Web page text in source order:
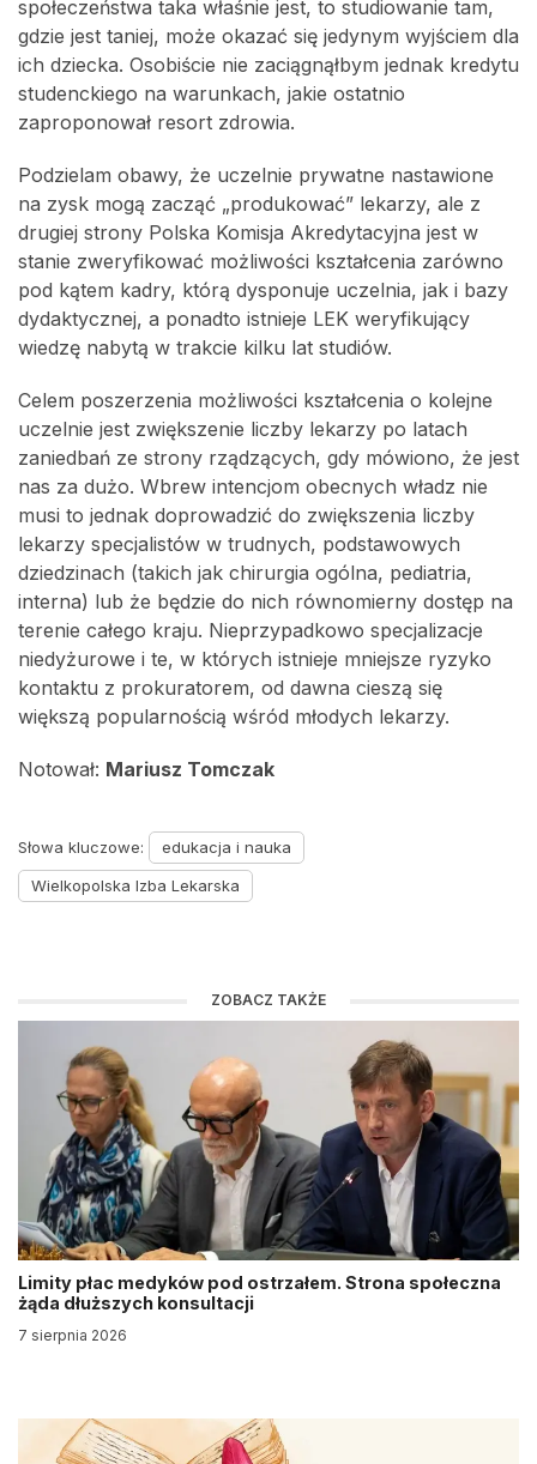
społeczeństwa taka właśnie jest, to studiowanie tam,
gdzie jest taniej, może okazać się jedynym wyjściem dla
ich dziecka. Osobiście nie zaciągnąłbym jednak kredytu
studenckiego na warunkach, jakie ostatnio
zaproponował resort zdrowia.
Podzielam obawy, że uczelnie prywatne nastawione
na zysk mogą zacząć „produkować” lekarzy, ale z
drugiej strony Polska Komisja Akredytacyjna jest w
stanie zweryfikować możliwości kształcenia zarówno
pod kątem kadry, którą dysponuje uczelnia, jak i bazy
dydaktycznej, a ponadto istnieje LEK weryfikujący
wiedzę nabytą w trakcie kilku lat studiów.
Celem poszerzenia możliwości kształcenia o kolejne
uczelnie jest zwiększenie liczby lekarzy po latach
zaniedbań ze strony rządzących, gdy mówiono, że jest
nas za dużo. Wbrew intencjom obecnych władz nie
musi to jednak doprowadzić do zwiększenia liczby
lekarzy specjalistów w trudnych, podstawowych
dziedzinach (takich jak chirurgia ogólna, pediatria,
interna) lub że będzie do nich równomierny dostęp na
terenie całego kraju. Nieprzypadkowo specjalizacje
niedyżurowe i te, w których istnieje mniejsze ryzyko
kontaktu z prokuratorem, od dawna cieszą się
większą popularnością wśród młodych lekarzy.
Notował: Mariusz Tomczak
Słowa kluczowe:
edukacja i nauka
Wielkopolska Izba Lekarska
ZOBACZ TAKŻE
Limity płac medyków pod ostrzałem. Strona społeczna
żąda dłuższych konsultacji
7 sierpnia 2026